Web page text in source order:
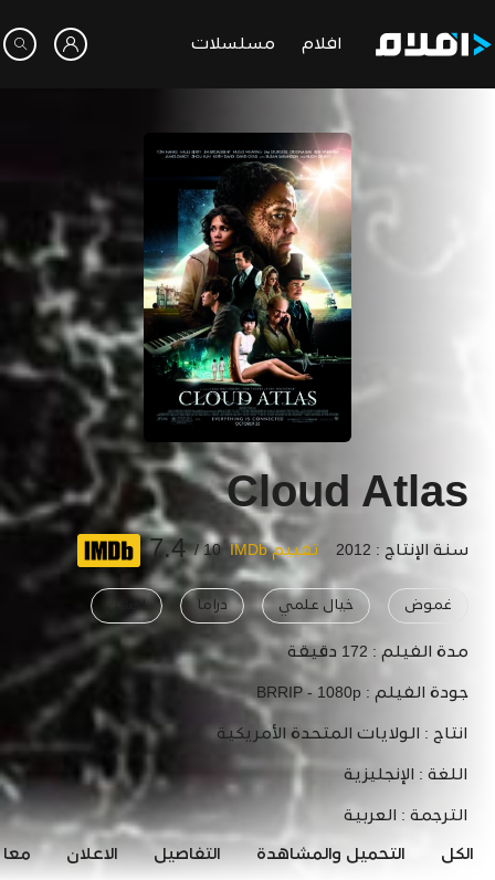
افلام مسلسلات
Cloud Atlas
سنة الإنتاج : 2012 تقييم IMDb 10 /
7.4
غموض خيال علمي دراما
مدة الفيلم : 172 دقيقة
جودة الفيلم : BRRIP - 1080p
انتاج : الولايات المتحدة الأمريكية
اللغة : الإنجليزية
الترجمة : العربية
الكل التحميل والمشاهدة التفاصيل الاعلان